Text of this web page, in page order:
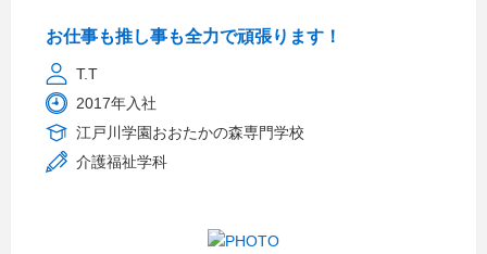
お仕事も推し事も全力で頑張ります！
T.T
2017年入社
江戸川学園おおたかの森専門学校
介護福祉学科